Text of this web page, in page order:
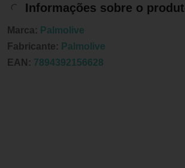
Informações sobre o
Marca: Palmolive
Fabricante: Palmolive
EAN: 7894392156628